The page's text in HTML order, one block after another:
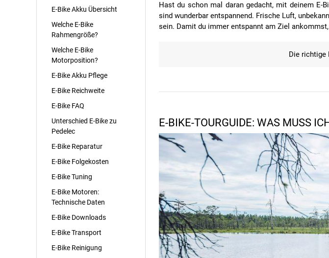
E-Bike Akku Übersicht
Welche E-Bike
Rahmengröße?
Welche E-Bike
Motorposition?
E-Bike Akku Pflege
E-Bike Reichweite
E-Bike FAQ
Unterschied E-Bike zu
Pedelec
E-Bike Reparatur
E-Bike Folgekosten
E-Bike Tuning
E-Bike Motoren:
Technische Daten
E-Bike Downloads
E-Bike Transport
E-Bike Reinigung
Hast du schon mal daran gedacht, mit deinem E-
sind wunderbar entspannend. Frische Luft,
sein. Damit du immer entspannt am Ziel
Die richtige
E-BIKE-TOURGUIDE: WAS MUSS